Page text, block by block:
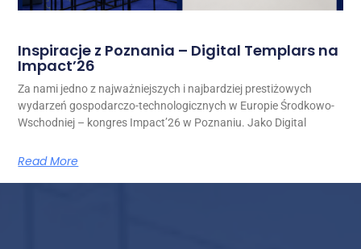
Inspiracje z Poznania – Digital Templars na
Impact’26
Za nami jedno z najważniejszych i najbardziej prestiżowych
wydarzeń gospodarczo-technologicznych w Europie Środkowo-
Wschodniej – kongres Impact’26 w Poznaniu. Jako Digital
Read More